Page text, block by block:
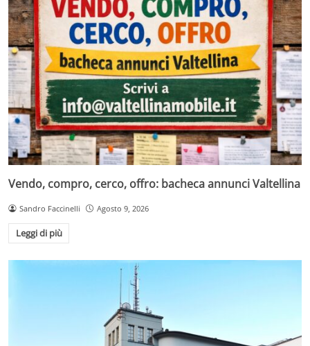
Vendo, compro, cerco, offro: bacheca annunci Valtellina
Sandro Faccinelli Agosto 9, 2026
Leggi di più